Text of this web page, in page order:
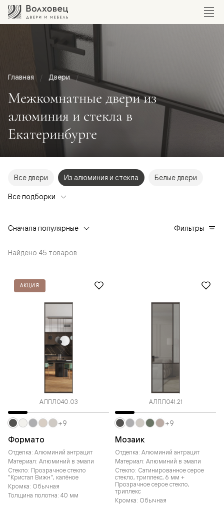
Главная Двери
Межкомнатные двери из
алюминия и стекла в
Екатеринбурге
Все двери Из алюминия и стекла Белые двери
Все подборки
Сначала популярные Фильтры
Найдено 45 товаров
АКЦИЯ
АЛПЛ040.03
Формато
Отделка: Алюминий антрацит
Материал: Алюминий в эмали
Стекло: Прозрачное стекло
"Кристал Вижн", калёное
Кромка: Обычная
Толщина полотна: 40 мм
+9
АЛПЛ041.21
Мозаик
Отделка: Алюминий антрацит
Материал: Алюминий в эмали
Стекло: Сатинированное серое
стекло, триплекс, 6 мм +
Прозрачное серое стекло,
триплекс
Кромка: Обычная
+9